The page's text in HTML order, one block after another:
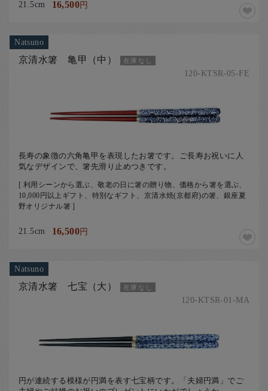
21.5cm 16,500円
Natsuno
京清水箸 亀甲（中） 在庫なし
120-KTSR-05-FE
長寿の象徴の六角亀甲を表現したお箸です。ご長寿お祝いに人
気なデザインで、箸先滑り止めつきです。
[ 利用シーンから選ぶ、敬老の日に箸の贈り物、価格から箸を選ぶ、
10,000円以上ギフト、特別なギフト、京清水焼(京都府)の箸、銀座夏
野オリジナル箸 ]
21.5cm 16,500円
Natsuno
京清水箸 七宝（大） 在庫なし
120-KTSR-01-MA
円が連続する模様が円満を表す七宝柄です。「夫婦円満」でご